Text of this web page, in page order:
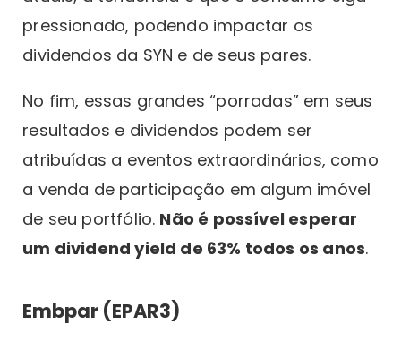
pressionado, podendo impactar os
dividendos da SYN e de seus pares.
No fim, essas grandes “porradas” em seus
resultados e dividendos podem ser
atribuídas a eventos extraordinários, como
a venda de participação em algum imóvel
de seu portfólio. Não é possível esperar
um dividend yield de 63% todos os anos.
Embpar (EPAR3)